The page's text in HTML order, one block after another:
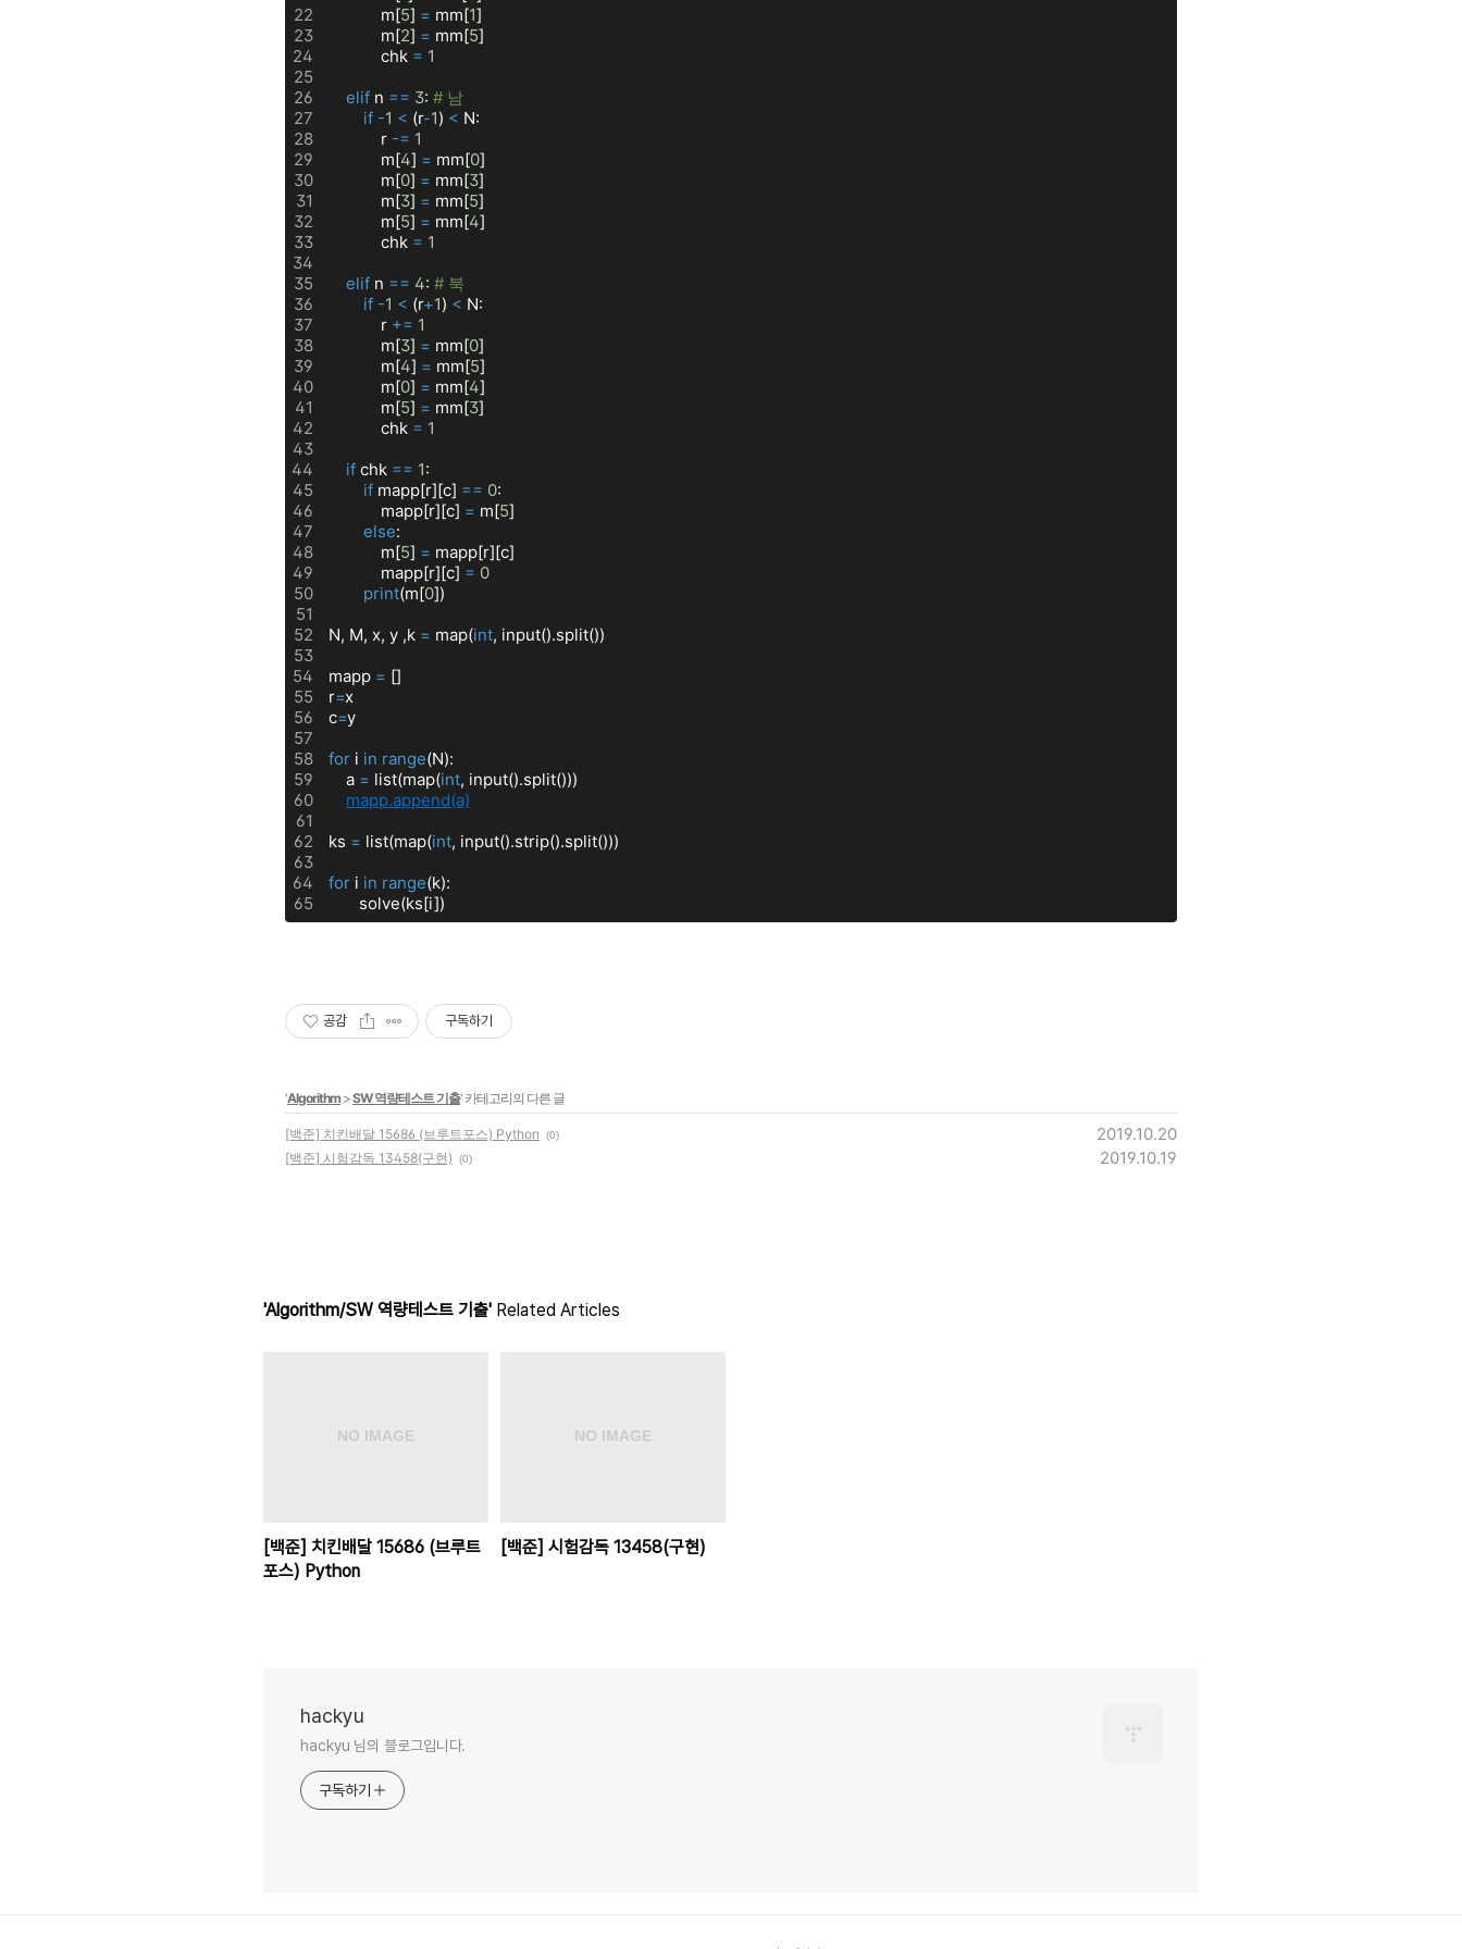
22
23
24
25
26
27
28
29
30
31
32
33
34
35
36
37
38
39
40
41
42
43
44
45
46
47
48
49
50
51
52
53
54
55
56
57
58
59
60
61
62
63
64
65
m[5] = mm[1]
m[2] = mm[5]
chk = 1
elif n == 3: # 남
if -1 < (r-1) < N:
r -= 1
m[4] = mm[0]
m[0] = mm[3]
m[3] = mm[5]
m[5] = mm[4]
chk = 1
elif n == 4: # 북
if -1 < (r+1) < N:
r += 1
m[3] = mm[0]
m[4] = mm[5]
m[0] = mm[4]
m[5] = mm[3]
chk = 1
if chk == 1:
if mapp[r][c] == 0:
mapp[r][c] = m[5]
else:
m[5] = mapp[r][c]
mapp[r][c] = 0
print(m[0])
N, M, x, y ,k = map(int, input().split())
mapp = []
r=x
c=y
for i in range(N):
a = list(map(int, input().split()))
mapp.append(a)
ks = list(map(int, input().strip().split()))
for i in range(k):
solve(ks[i])
공감 구독하기
'Algorithm>SW 역량테스트 기출' 카테고리의 다른 글
[백준] 치킨배달 15686 (브루트포스) Python (0) 2019.10.20
[백준] 시험감독 13458(구현) (0) 2019.10.19
'Algorithm/SW 역량테스트 기출' Related Articles
[백준] 치킨배달 15686 (브루트
포스) Python
[백준] 시험감독 13458(구현)
hackyu
hackyu 님의 블로그입니다.
구독하기